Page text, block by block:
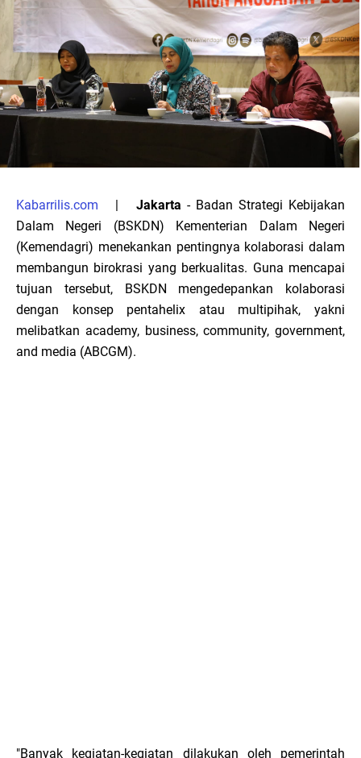
Kabarrilis.com | Jakarta - Badan Strategi Kebijakan
Dalam Negeri (BSKDN) Kementerian Dalam Negeri
(Kemendagri) menekankan pentingnya kolaborasi dalam
membangun birokrasi yang berkualitas. Guna mencapai
tujuan tersebut, BSKDN mengedepankan kolaborasi
dengan konsep pentahelix atau multipihak, yakni
melibatkan academy, business, community, government,
and media (ABCGM).
"Banyak kegiatan-kegiatan dilakukan oleh pemerintah